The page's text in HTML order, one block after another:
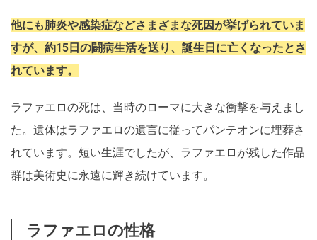
他にも肺炎や感染症などさまざまな死因が挙げられていま
すが、約15日の闘病生活を送り、誕生日に亡くなったとさ
れています。
ラファエロの死は、当時のローマに大きな衝撃を与えまし
た。遺体はラファエロの遺言に従ってパンテオンに埋葬さ
れています。短い生涯でしたが、ラファエロが残した作品
群は美術史に永遠に輝き続けています。
ラファエロの性格